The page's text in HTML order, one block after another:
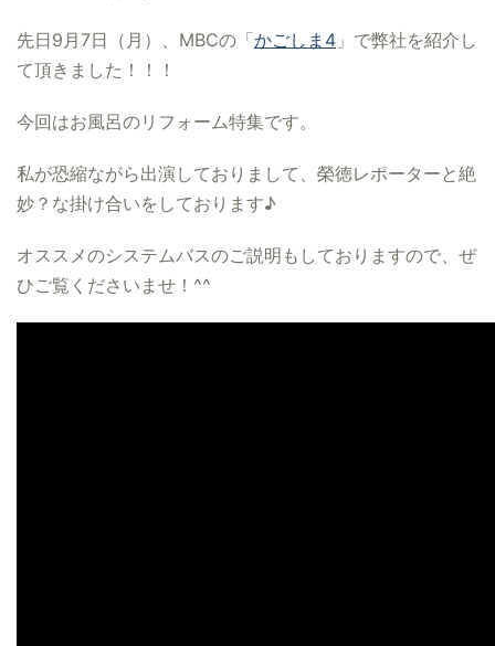
先日9月7日（月）、MBCの「かごしま4 」で弊社を紹介し
て頂きました！！！
今回はお風呂のリフォーム特集です。
私が恐縮ながら出演しておりまして、榮徳レポーターと絶
妙？な掛け合いをしております♪
オススメのシステムバスのご説明もしておりますので、ぜ
ひご覧くださいませ！^^